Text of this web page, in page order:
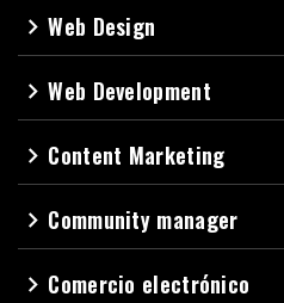
navigate_nextWeb Design
navigate_nextWeb Development
navigate_next Content Marketing
navigate_next Community manager
navigate_next Comercio electrónico